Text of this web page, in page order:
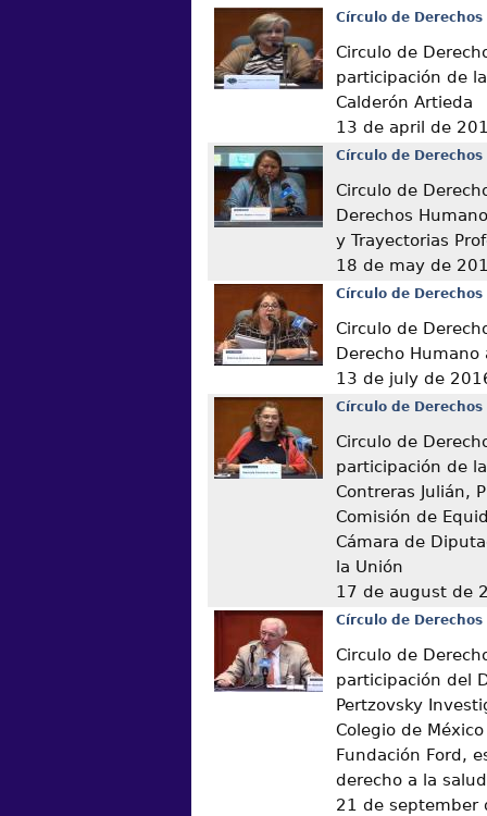
Círculo de Derechos
Circulo de
participación de
Calderón Artieda
13 de april de
Círculo de Derechos
Circulo de
Derechos
y Trayectorias
18 de may de
Círculo de Derechos
Circulo de
Derecho
13 de july de
Círculo de Derechos
Circulo de
participación de
Contreras Julián,
Comisión de
Cámara de
la Unión
17 de august de
Círculo de Derechos
Circulo de
participación del
Pertzovsky
Colegio de
Fundación Ford,
derecho a la salud
21 de september